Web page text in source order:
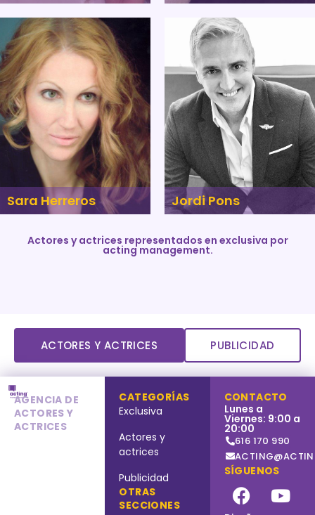
Sara Herreros Jordi Pons
Actores y actrices representados en exclusiva por
acting management.
ACTORES Y ACTRICES PUBLICIDAD
AGENCIA DE
ACTORES Y
ACTRICES
CATEGORÍAS
Exclusiva
Actores y
actrices
Publicidad
OTRAS
SECCIONES
CONTACTO
Lunes a
Viernes: 9:00 a
20:00
616 170 990
SÍGUENOS